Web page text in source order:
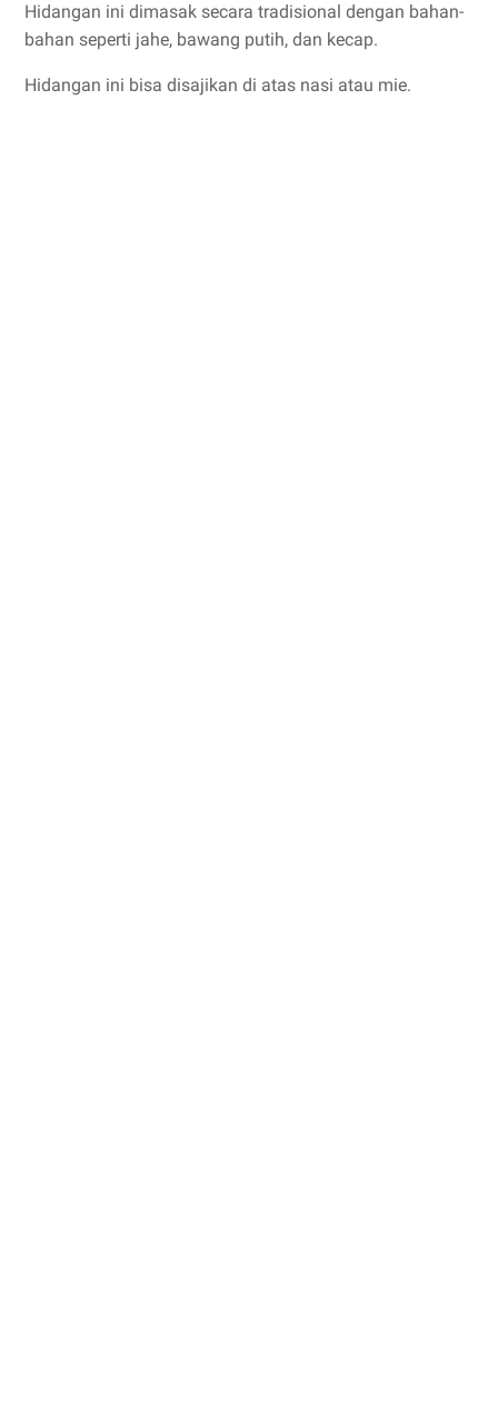
Hidangan ini dimasak secara tradisional dengan bahan-
bahan seperti jahe, bawang putih, dan kecap.
Hidangan ini bisa disajikan di atas nasi atau mie.